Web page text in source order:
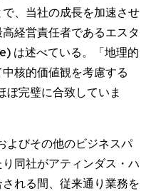
、当社の成長を加速させ
経営責任者であるエスタ
は述べている。「地理的
核的価値観を考慮する
ぼ完璧に合致していま
よびその他のビジネスパ
同社がアティンダス・ハ
れる間、従来通り業務を